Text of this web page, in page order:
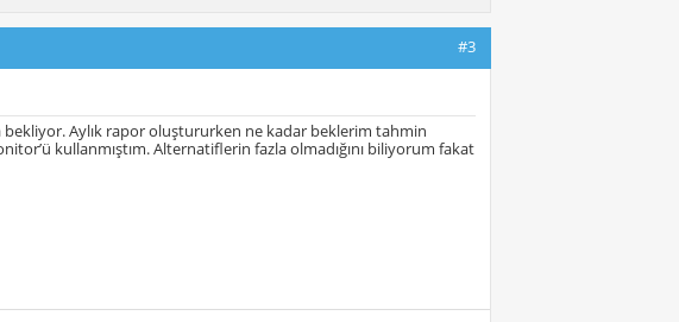
#3
Aylık rapor oluştururken ne kadar beklerim tahmin
kullanmıştım. Alternatiflerin fazla olmadığını biliyorum fakat